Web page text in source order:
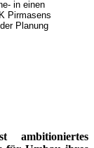
in einen
Pirmasens
Planung
ambitioniertes